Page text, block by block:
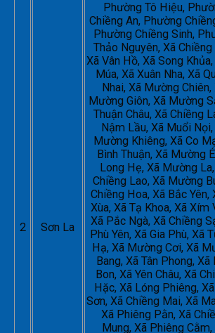
2 Sơn La
Phường Tô Hiệu,
Chiềng An, Phường
Phường Chiềng Sinh,
Thảo Nguyên, Xã Chiềng
Xã Vân Hồ, Xã Song Khủa,
Múa, Xã Xuân Nha, Xã
Nhai, Xã Mường Chiên,
Mường Giôn, Xã Mường
Thuận Châu, Xã Chiềng
Nậm Lầu, Xã Muổi Nọi,
Mường Khiêng, Xã Co
Bình Thuận, Xã Mường
Long Hẹ, Xã Mường
Chiềng Lao, Xã Mường
Chiềng Hoa, Xã Bắc Yên,
Xùa, Xã Tạ Khoa, Xã Xím
Xã Pắc Ngà, Xã Chiềng
Phù Yên, Xã Gia Phù, Xã
Hạ, Xã Mường Cơi, Xã
Bang, Xã Tân Phong, Xã
Bon, Xã Yên Châu, Xã
Hặc, Xã Lóng Phiêng,
Sơn, Xã Chiềng Mai, Xã
Xã Phiêng Pằn, Xã
Mung, Xã Phiêng Cằm,